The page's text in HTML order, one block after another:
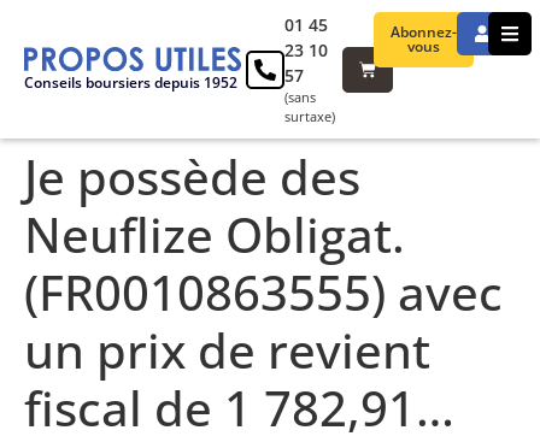
Conseils boursiers depuis 1952
Abonnez-
vous
01 45
23 10
57
(sans
surtaxe)
Je possède des
Neuflize Obligat.
(FR0010863555) avec
un prix de revient
fiscal de 1 782,91…